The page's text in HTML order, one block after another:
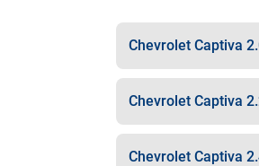
Chevrolet Captiva
Chevrolet Captiva
Chevrolet Captiva